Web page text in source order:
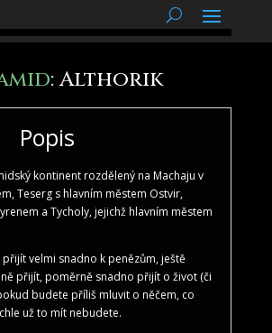
: Althorik
Popis
kontinent rozdělený na Machaju v
Teserg s hlavním městem Ostvir,
a Tycholy, jejichž hlavním městem
přijít velmi snadno k penězům, ještě
přijít, poměrně snadno přijít o život (či
budete příliš mluvit o něčem, co
už to mít nebudete.